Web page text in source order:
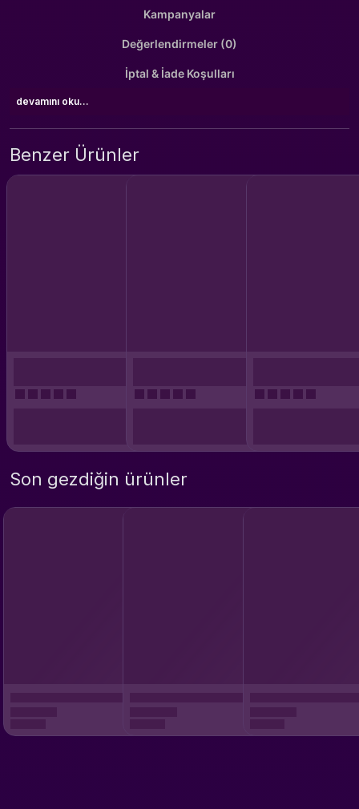
Kampanyalar
Değerlendirmeler (0)
İptal & İade Koşulları
devamını oku...
Benzer Ürünler
Son gezdiğin ürünler